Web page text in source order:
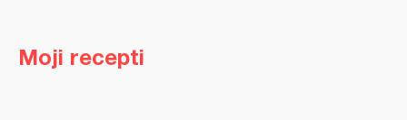
Moji recepti